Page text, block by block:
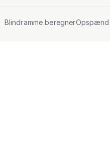
Blindramme beregner